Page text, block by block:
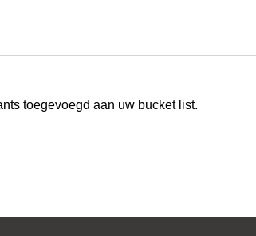
toegevoegd aan uw bucket list.